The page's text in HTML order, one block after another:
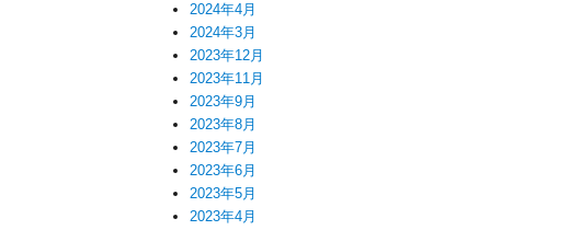
2024年4月
2024年3月
2023年12月
2023年11月
2023年9月
2023年8月
2023年7月
2023年6月
2023年5月
2023年4月